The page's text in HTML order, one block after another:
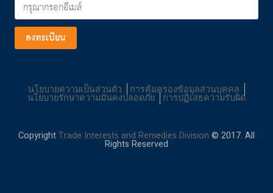
ลงทะเบียน
นโยบายความเป็นส่วนตัว การคุ้มครองข้อมูลส่วนบุคคล
นโยบายรักษาความมั่นคงปลอดภัย การปฏิเสธความรับผิด
CopyrightTrade Interests and Remedies Division © 2017. All
Rights Reserved